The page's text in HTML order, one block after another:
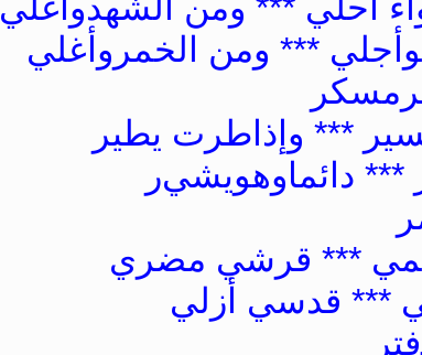
ﺃﺣﻠﻲ *** ﻭﻣﻦ ﺍﻟﺸﻬﺪﻭﺃﻏﻠﻲ
*** ﻭﻣﻦ ﺍﻟﺨﻤﺮﻭﺃﻏﻠﻲ
*** ﻭﺇﺫﺍﻃﺮﺕ ﻳﻄﻴﺮ
*** ﺩﺍﺋﻤﺎﻭﻫﻮﻳﺸﻲﺭ
*** ﻗﺮﺷﻲ ﻣﻀﺮﻱ
*** ﻗﺪﺳﻲ ﺃﺯﻟﻲ